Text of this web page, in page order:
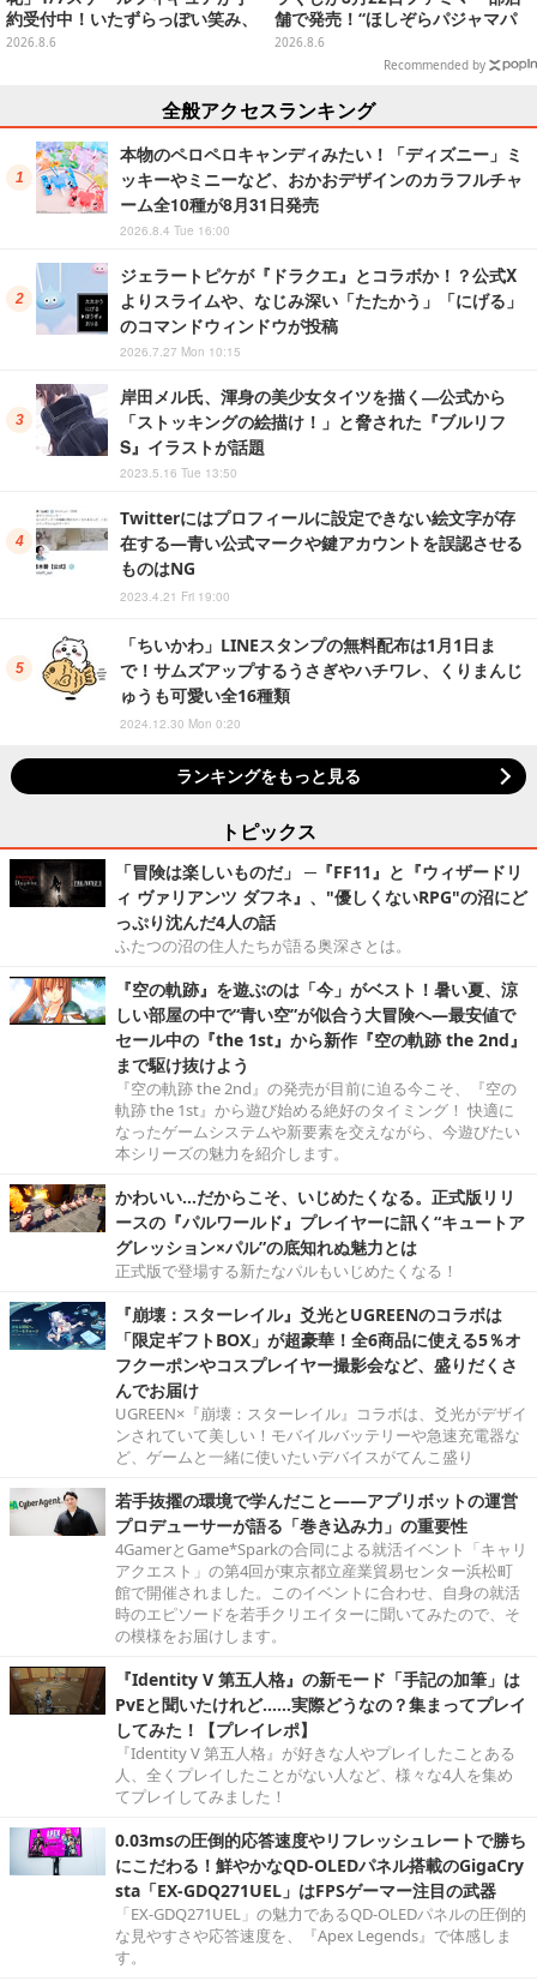
約受付中！いたずらっぽい笑み、
シルクハット型のステージが華や
2026.8.6
舗で発売！“ほしぞらパジャマパ
ーティ”をテーマに、お人形や建
物がラインナップ
2026.8.6
Recommended by
全般アクセスランキング
本物のペロペロキャンディみたい！「ディズニー」ミ
ッキーやミニーなど、おかおデザインのカラフルチャ
ーム全10種が8月31日発売
2026.8.4 Tue 16:00
ジェラートピケが『ドラクエ』とコラボか！？公式X
よりスライムや、なじみ深い「たたかう」「にげる」
のコマンドウィンドウが投稿
2026.7.27 Mon 10:15
岸田メル氏、渾身の美少女タイツを描く―公式から
「ストッキングの絵描け！」と脅された『ブルリフ
S』イラストが話題
2023.5.16 Tue 13:50
Twitterにはプロフィールに設定できない絵文字が存
在する―青い公式マークや鍵アカウントを誤認させる
ものはNG
2023.4.21 Fri 19:00
「ちいかわ」LINEスタンプの無料配布は1月1日ま
で！サムズアップするうさぎやハチワレ、くりまんじ
ゅうも可愛い全16種類
2024.12.30 Mon 0:20
ランキングをもっと見る
トピックス
「冒険は楽しいものだ」 ─『FF11』と『ウィザードリ
ィ ヴァリアンツ ダフネ』、"優しくないRPG"の沼にど
っぷり沈んだ4人の話
ふたつの沼の住人たちが語る奥深さとは。
『空の軌跡』を遊ぶのは「今」がベスト！暑い夏、涼
しい部屋の中で“青い空”が似合う大冒険へ―最安値で
セール中の『the 1st』から新作『空の軌跡 the 2nd』
まで駆け抜けよう
『空の軌跡 the 2nd』の発売が目前に迫る今こそ、『空の
軌跡 the 1st』から遊び始める絶好のタイミング！ 快適に
なったゲームシステムや新要素を交えながら、今遊びたい
本シリーズの魅力を紹介します。
かわいい…だからこそ、いじめたくなる。正式版リリ
ースの『パルワールド』プレイヤーに訊く“キュートア
グレッション×パル”の底知れぬ魅力とは
正式版で登場する新たなパルもいじめたくなる！
『崩壊：スターレイル』爻光とUGREENのコラボは
「限定ギフトBOX」が超豪華！全6商品に使える5％オ
フクーポンやコスプレイヤー撮影会など、盛りだくさ
んでお届け
UGREEN×『崩壊：スターレイル』コラボは、爻光がデザイ
ンされていて美しい！モバイルバッテリーや急速充電器な
ど、ゲームと一緒に使いたいデバイスがてんこ盛り
若手抜擢の環境で学んだこと――アプリボットの運営
プロデューサーが語る「巻き込み力」の重要性
4GamerとGame*Sparkの合同による就活イベント「キャリ
アクエスト」の第4回が東京都立産業貿易センター浜松町
館で開催されました。このイベントに合わせ、自身の就活
時のエピソードを若手クリエイターに聞いてみたので、そ
の模様をお届けします。
『Identity V 第五人格』の新モード「手記の加筆」は
PvEと聞いたけれど……実際どうなの？集まってプレイ
してみた！【プレイレポ】
『Identity V 第五人格』が好きな人やプレイしたことある
人、全くプレイしたことがない人など、様々な4人を集め
てプレイしてみました！
0.03msの圧倒的応答速度やリフレッシュレートで勝ち
にこだわる！鮮やかなQD-OLEDパネル搭載のGigaCry
sta「EX-GDQ271UEL」はFPSゲーマー注目の武器
「EX-GDQ271UEL」の魅力であるQD-OLEDパネルの圧倒的
な見やすさや応答速度を、『Apex Legends』で体感しま
す。